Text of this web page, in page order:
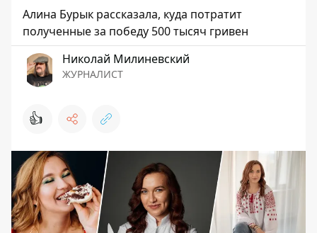
Алина Бурык рассказала, куда потратит
полученные за победу 500 тысяч гривен
Николай Милиневский
ЖУРНАЛИСТ
👍